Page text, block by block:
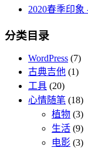
2020春季印象
分类目录
WordPress (7)
古典吉他 (1)
工具 (20)
心情随笔 (18)
植物 (3)
生活 (9)
电影 (3)